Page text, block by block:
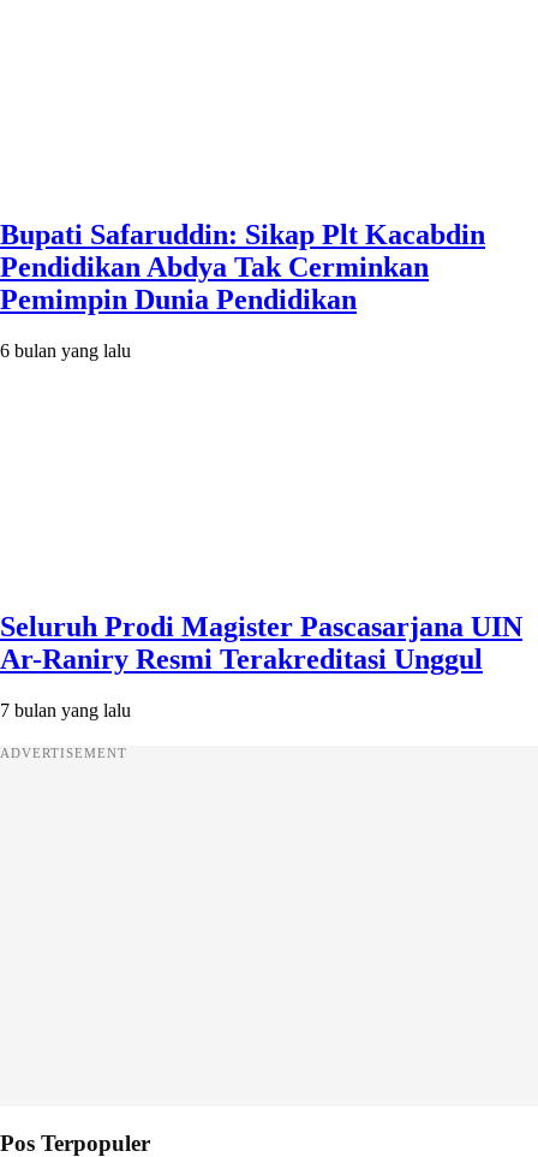
Bupati Safaruddin: Sikap Plt Kacabdin
Pendidikan Abdya Tak Cerminkan
Pemimpin Dunia Pendidikan
6 bulan yang lalu
Seluruh Prodi Magister Pascasarjana UIN
Ar-Raniry Resmi Terakreditasi Unggul
7 bulan yang lalu
ADVERTISEMENT
Pos Terpopuler